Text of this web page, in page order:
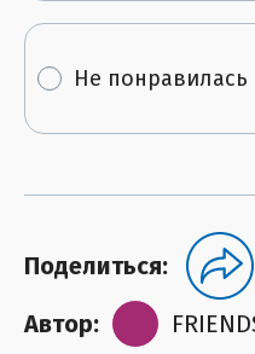
Не понравилась
Поделиться:
Автор: